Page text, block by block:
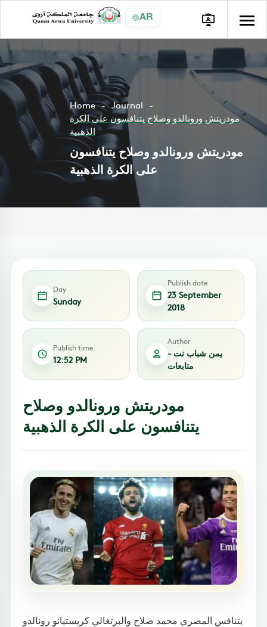
AR
Home
Journal
مودريتش ورونالدو وصلاح يتنافسون على الكرة
الذهبية
مودريتش ورونالدو وصلاح يتنافسون
على الكرة الذهبية
Day
Sunday
Publish date
23 September
2018
Publish time
12:52 PM
Author
يمن شباب نت -
متابعات
مودريتش ورونالدو وصلاح
يتنافسون على الكرة الذهبية
يتنافس المصري محمد صلاح والبرتغالي كريستيانو رونالدو